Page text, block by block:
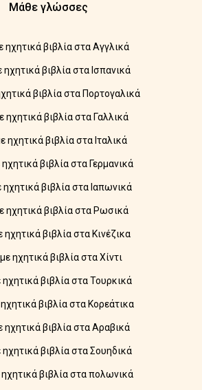
Μάθε γλώσσες
ηχητικά βιβλία στα Αγγλικά
βιβλία στα Ισπανικά
βιβλία στα Πορτογαλικά
ηχητικά βιβλία στα Γαλλικά
ηχητικά βιβλία στα Ιταλικά
βιβλία στα Γερμανικά
βιβλία στα Ιαπωνικά
ηχητικά βιβλία στα Ρωσικά
ηχητικά βιβλία στα Κινέζικα
ηχητικά βιβλία στα Χίντι
βιβλία στα Τουρκικά
βιβλία στα Κορεάτικα
ηχητικά βιβλία στα Αραβικά
βιβλία στα Σουηδικά
βιβλία στα πολωνικά